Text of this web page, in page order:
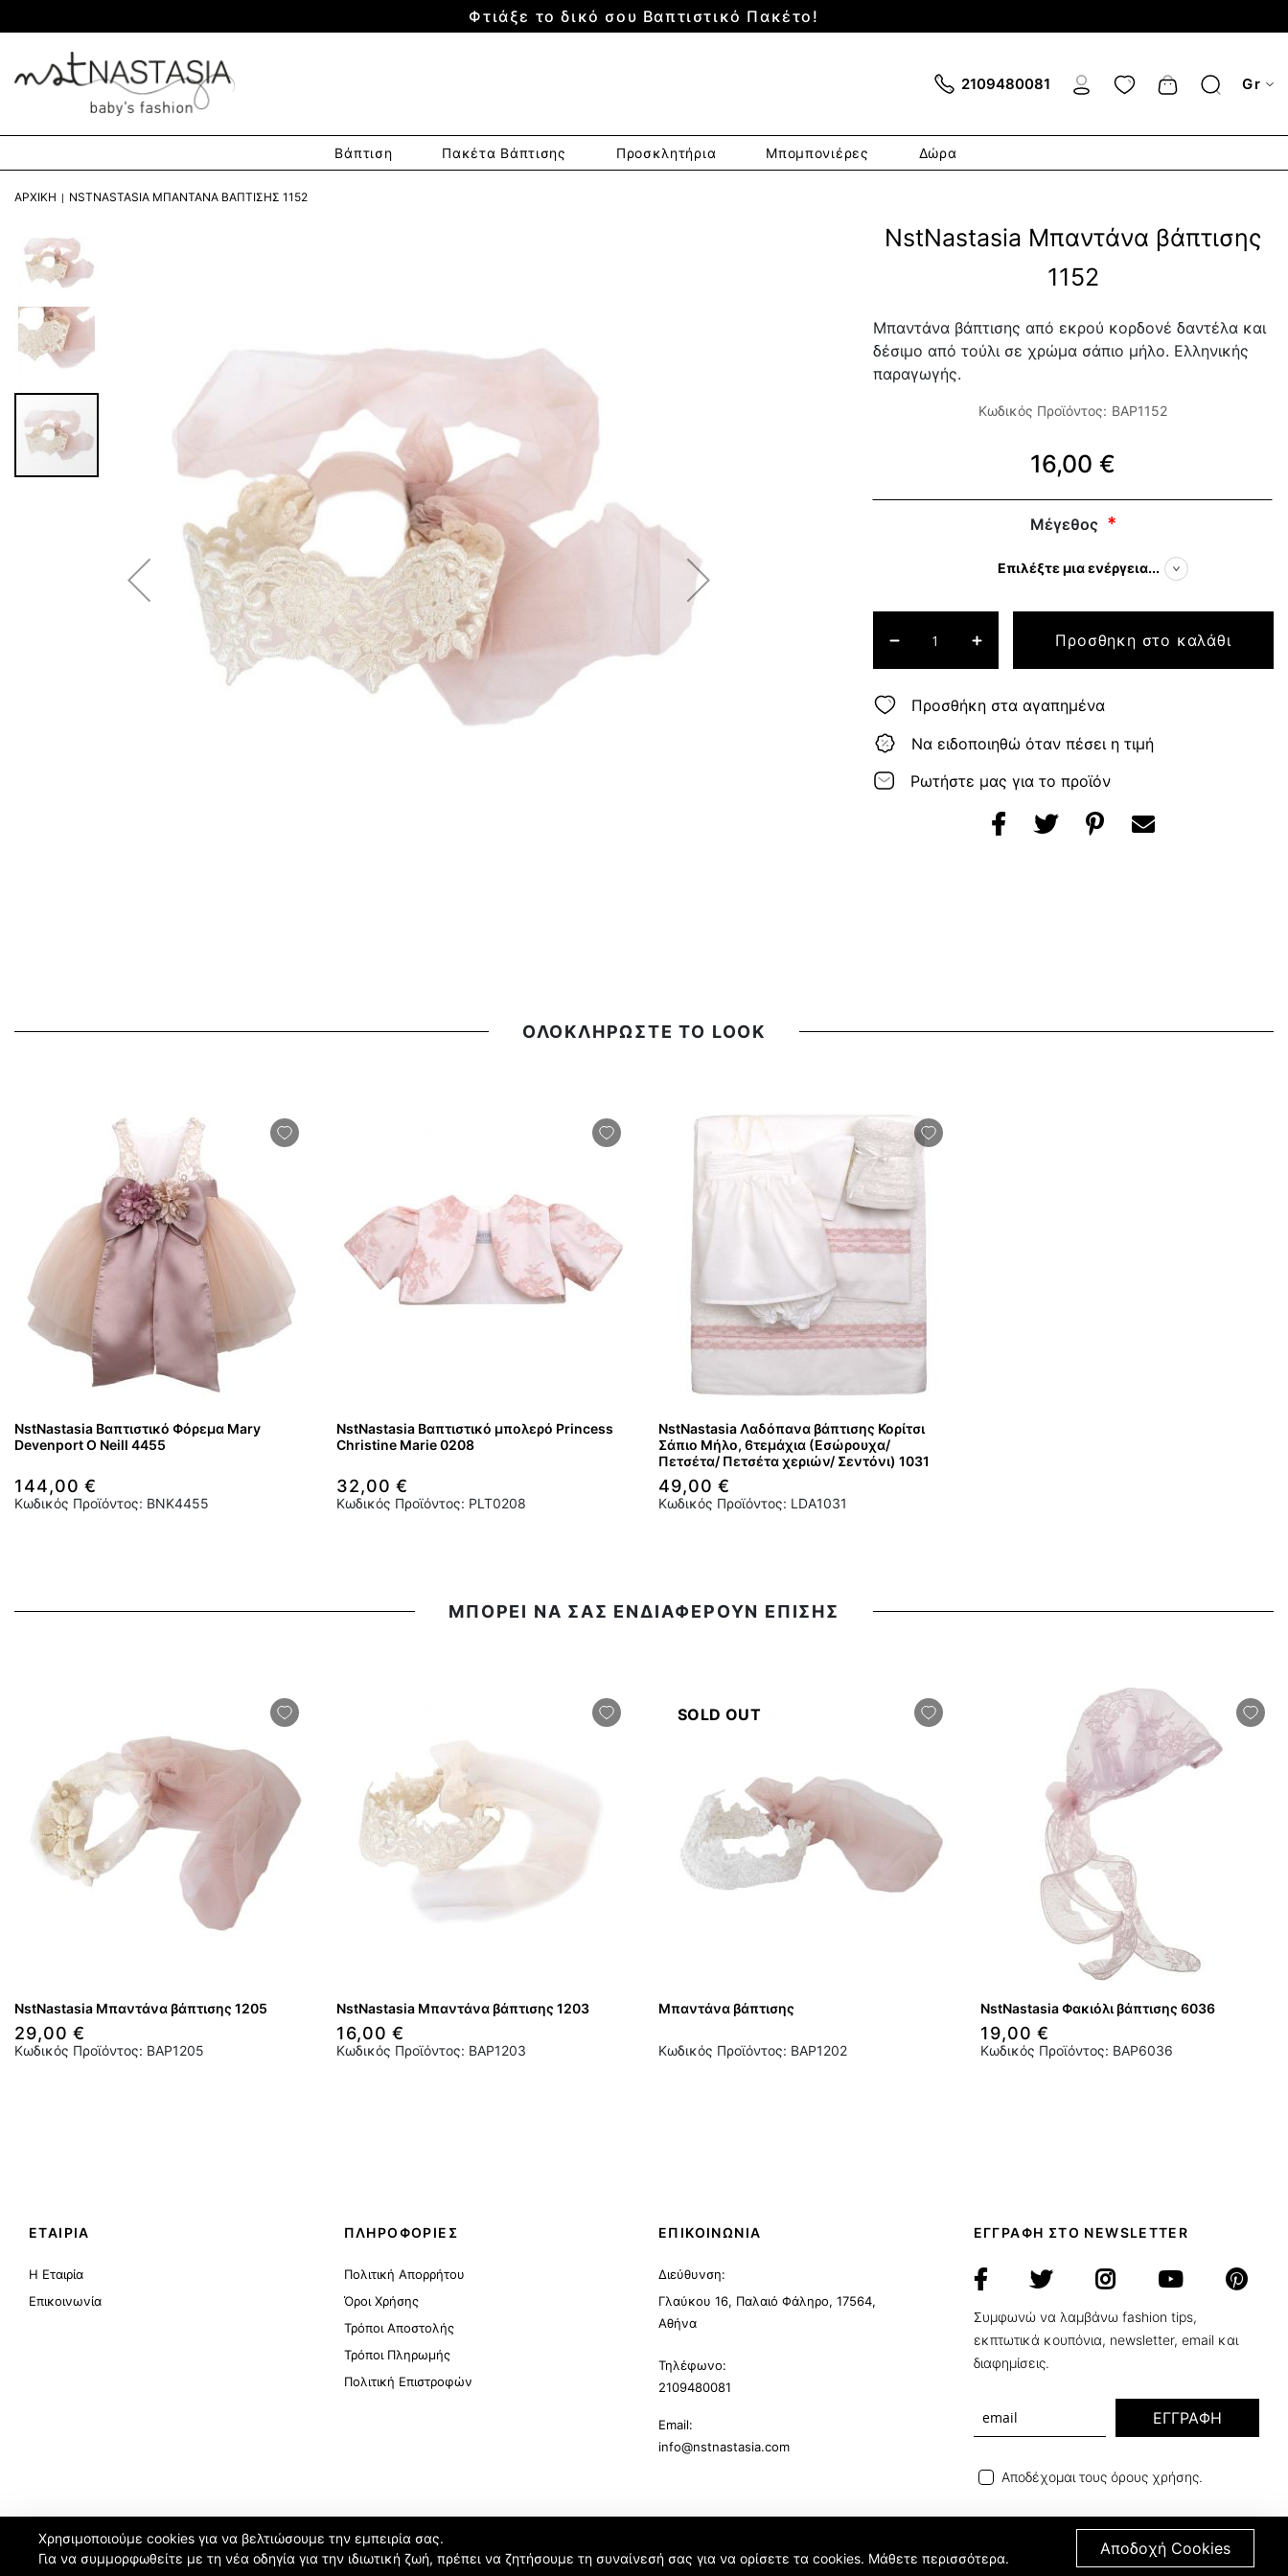
Χρησιμοποιούμε cookies για να βελτιώσουμε την εμπειρία σας.
Για να συμμορφωθείτε με τη νέα οδηγία για την ιδιωτική ζωή, πρέπει να ζητήσουμε τη συναίνεσή σας για να ορίσετε τα cookies. Μάθετε περισσότερα.
Αποδοχή Cookies
Φτιάξε το δικό σου Βαπτιστικό Πακέτο!
2109480081 Cart Gr
Βάπτιση Πακέτα Βάπτισης Προσκλητήρια Μπομπονιέρες Δώρα
ΑΡΧΙΚΉ NSTNASTASIA ΜΠΑΝΤΆΝΑ ΒΆΠΤΙΣΗΣ 1152
NstNastasia Μπαντάνα βάπτισης
1152
Μπαντάνα βάπτισης από εκρού κορδονέ δαντέλα και
δέσιμο από τούλι σε χρώμα σάπιο μήλο. Ελληνικής
παραγωγής.
Κωδικός Προϊόντος: BAP1152
16,00 €
Μέγεθος
Επιλέξτε μια ενέργεια...
Προσθηκη στο καλάθι
Προσθήκη στα αγαπημένα
Να ειδοποιηθώ όταν πέσει η τιμή
Ρωτήστε μας για το προϊόν
ΟΛΟΚΛΗΡΩΣΤΕ ΤΟ LOOK
NstNastasia Βαπτιστικό Φόρεμα Mary
Devenport O Neill 4455
144,00 €
Κωδικός Προϊόντος: BNK4455
NstNastasia Βαπτιστικό μπολερό Princess
Christine Marie 0208
32,00 €
Κωδικός Προϊόντος: PLT0208
NstNastasia Λαδόπανα βάπτισης Κορίτσι
Σάπιο Μήλο, 6τεμάχια (Εσώρουχα/
Πετσέτα/ Πετσέτα χεριών/ Σεντόνι) 1031
49,00 €
Κωδικός Προϊόντος: LDA1031
ΜΠΟΡΕΙ ΝΑ ΣΑΣ ΕΝΔΙΑΦΕΡΟΥΝ ΕΠΙΣΗΣ
NstNastasia Μπαντάνα βάπτισης 1205
29,00 €
Κωδικός Προϊόντος: BAP1205
NstNastasia Μπαντάνα βάπτισης 1203
16,00 €
Κωδικός Προϊόντος: BAP1203
SOLD OUT
Μπαντάνα βάπτισης
Κωδικός Προϊόντος: BAP1202
NstNastasia Φακιόλι βάπτισης 6036
19,00 €
Κωδικός Προϊόντος: BAP6036
ΕΤΑΙΡΙΑ
Η Εταιρία
Επικοινωνία
ΠΛΗΡΟΦΟΡΙΕΣ
Πολιτική Απορρήτου
Όροι Χρήσης
Τρόποι Αποστολής
Τρόποι Πληρωμής
Πολιτική Επιστροφών
ΕΠΙΚΟΙΝΩΝΙΑ
Διεύθυνση:
Γλαύκου 16, Παλαιό Φάληρο, 17564,
Αθήνα
Τηλέφωνο:
2109480081
Email:
info@nstnastasia.com
ΕΓΓΡΑΦΗ ΣΤΟ NEWSLETTER
Συμφωνώ να λαμβάνω fashion tips,
εκπτωτικά κουπόνια, newsletter, email και
διαφημίσεις.
ΕΓΓΡΑΦΗ
Αποδέχομαι τους όρους χρήσης.